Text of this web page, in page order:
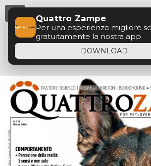
Quattro Zampe
Per una esperienza migliore
gratuitamente la nostra app
DOWNLOAD
Menu